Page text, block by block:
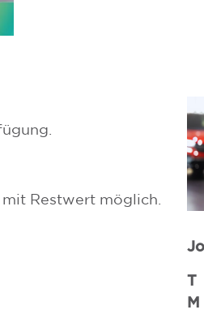
Restwert möglich.
T
M